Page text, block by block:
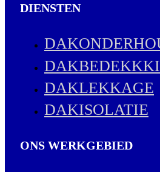
DIENSTEN
DAKLEKKAGE
DAKISOLATIE
ONS WERKGEBIED